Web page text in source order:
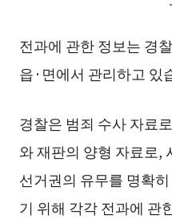
전과에 관한 정보는 경
읍·면에서 관리하고 있
경찰은 범죄 수사 자료
와 재판의 양형 자료로,
선거권의 유무를 명확
기 위해 각각 전과에 관